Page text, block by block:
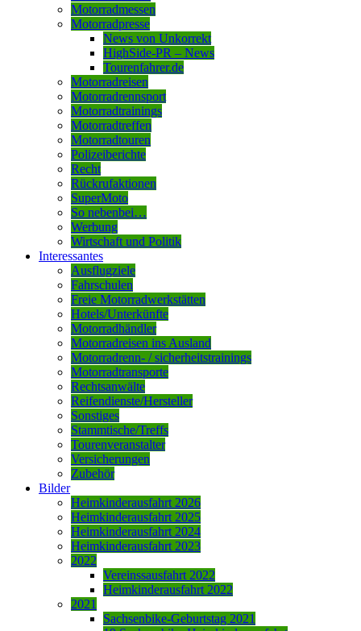
Motorradmessen
Motorradpresse
News von Unkorrekt
HighSide-PR – News
Tourenfahrer.de
Motorradreisen
Motorradrennsport
Motorradtrainings
Motorradtreffen
Motorradtouren
Polizeiberichte
Recht
Rückrufaktionen
SuperMoto
So nebenbei…
Werbung
Wirtschaft und Politik
Interessantes
Ausflugziele
Fahrschulen
Freie Motorradwerkstätten
Hotels/Unterkünfte
Motorradhändler
Motorradreisen ins Ausland
Motorradrenn- / sicherheitstrainings
Motorradtransporte
Rechtsanwälte
Reifendienste/Hersteller
Sonstiges
Stammtische/Treffs
Tourenveranstalter
Versicherungen
Zubehör
Bilder
Heimkinderausfahrt 2026
Heimkinderausfahrt 2025
Heimkinderausfahrt 2024
Heimkinderausfahrt 2023
2022
Vereinssausfahrt 2022
Heimkinderausfahrt 2022
2021
Sachsenbike-Geburtstag 2021